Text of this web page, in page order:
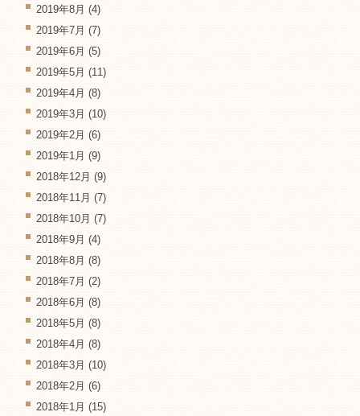
2019年8月 (4)
2019年7月 (7)
2019年6月 (5)
2019年5月 (11)
2019年4月 (8)
2019年3月 (10)
2019年2月 (6)
2019年1月 (9)
2018年12月 (9)
2018年11月 (7)
2018年10月 (7)
2018年9月 (4)
2018年8月 (8)
2018年7月 (2)
2018年6月 (8)
2018年5月 (8)
2018年4月 (8)
2018年3月 (10)
2018年2月 (6)
2018年1月 (15)